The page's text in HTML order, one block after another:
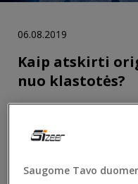
06.08.2019
Kaip atskirti
nuo klastotės?
Geriausi kedai yra
tačiau turi vieną,
Saugome Tavo